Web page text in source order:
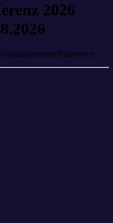
2026
Tagungszentrum Blaubeuren